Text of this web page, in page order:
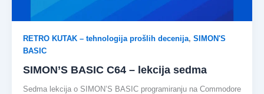
RETRO KUTAK – tehnologija prošlih decenija, SIMON'S
BASIC
SIMON’S BASIC C64 – lekcija sedma
Sedma lekcija o SIMON’S BASIC programiranju na Commodore